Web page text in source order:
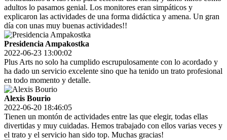
adultos lo pasamos genial. Los monitores eran simpáticos y
explicaron las actividades de una forma didáctica y amena. Un gran
día con unas muy buenas actividades!!
Presidencia Ampakostka
2022-06-23 13:00:02
Plus Arts no solo ha cumplido escrupulosamente con lo acordado y
ha dado un servicio excelente sino que ha tenido un trato profesional
en todo momento y detalle.
Alexis Bourio
2022-06-20 18:46:05
Tienen un montón de actividades entre las que elegir, todas ellas
divertidas y muy cuidadas. Hemos trabajado con ellos varias veces y
el trato y el servicio han sido top. Muchas gracias!